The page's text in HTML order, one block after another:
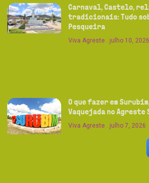
Carnaval, Castelo,
tradicionais: Tudo
Pesqueira
Viva Agreste
julho 10, 2026
O que fazer em
Vaquejada no
Viva Agreste
julho 7, 2026